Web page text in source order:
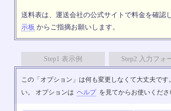
送料表は、運送会社の公式サイトで料金を確認
示板 からご指摘お願いします。
Step1 表示例 Step2 入力フォ
この「オプション」は何も変更しなくて大丈夫で
い。 オプションは ヘルプ を見てからお使いくださ